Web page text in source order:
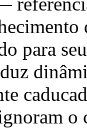
para